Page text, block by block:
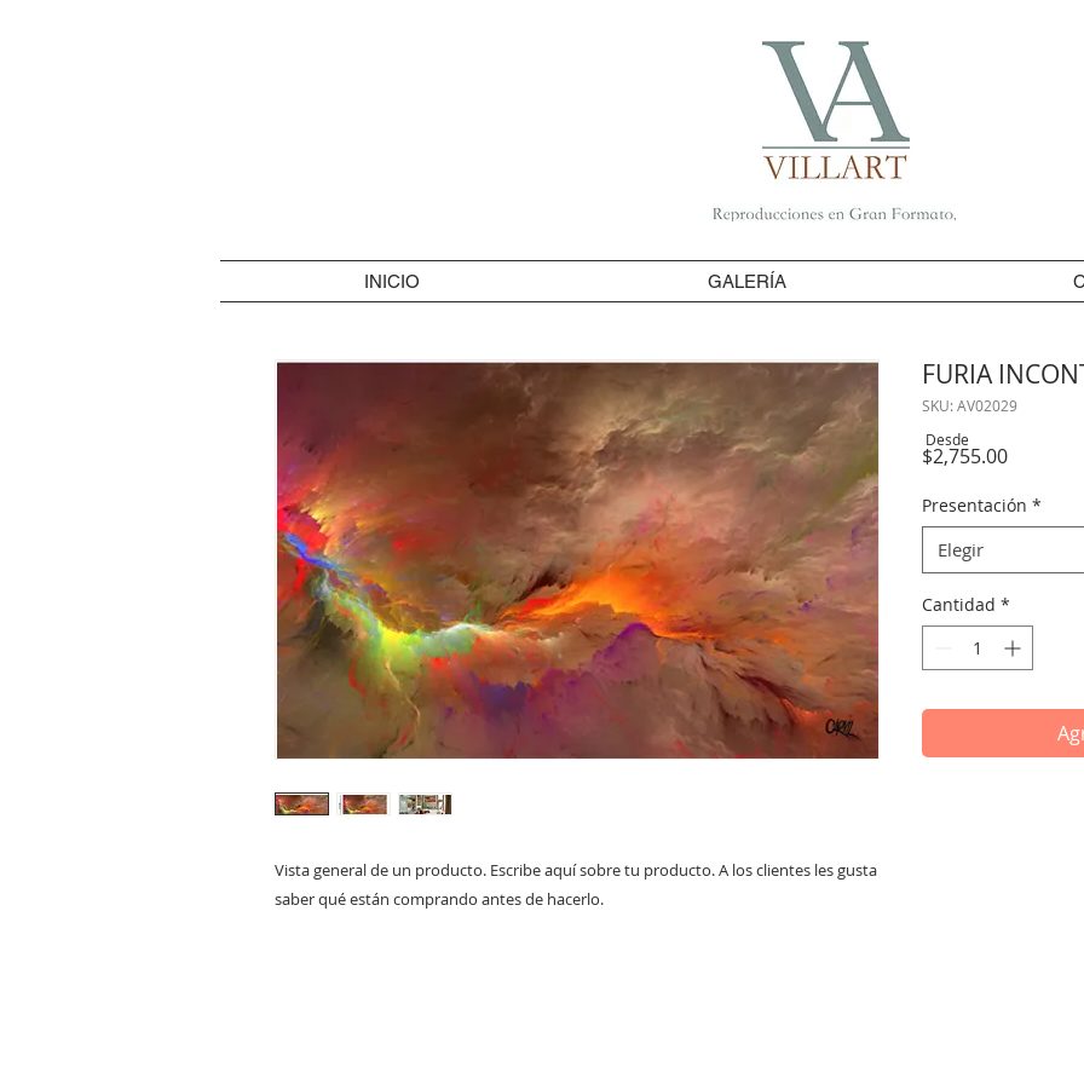
INICIO GALERÍA
Vista general de un producto. Escribe aquí sobre tu producto. A los clientes les gusta
saber qué están comprando antes de hacerlo.
FURIA
SKU: AV02029
$2,755.00Precio
Presentación *
Elegir
Cantidad *
Desde